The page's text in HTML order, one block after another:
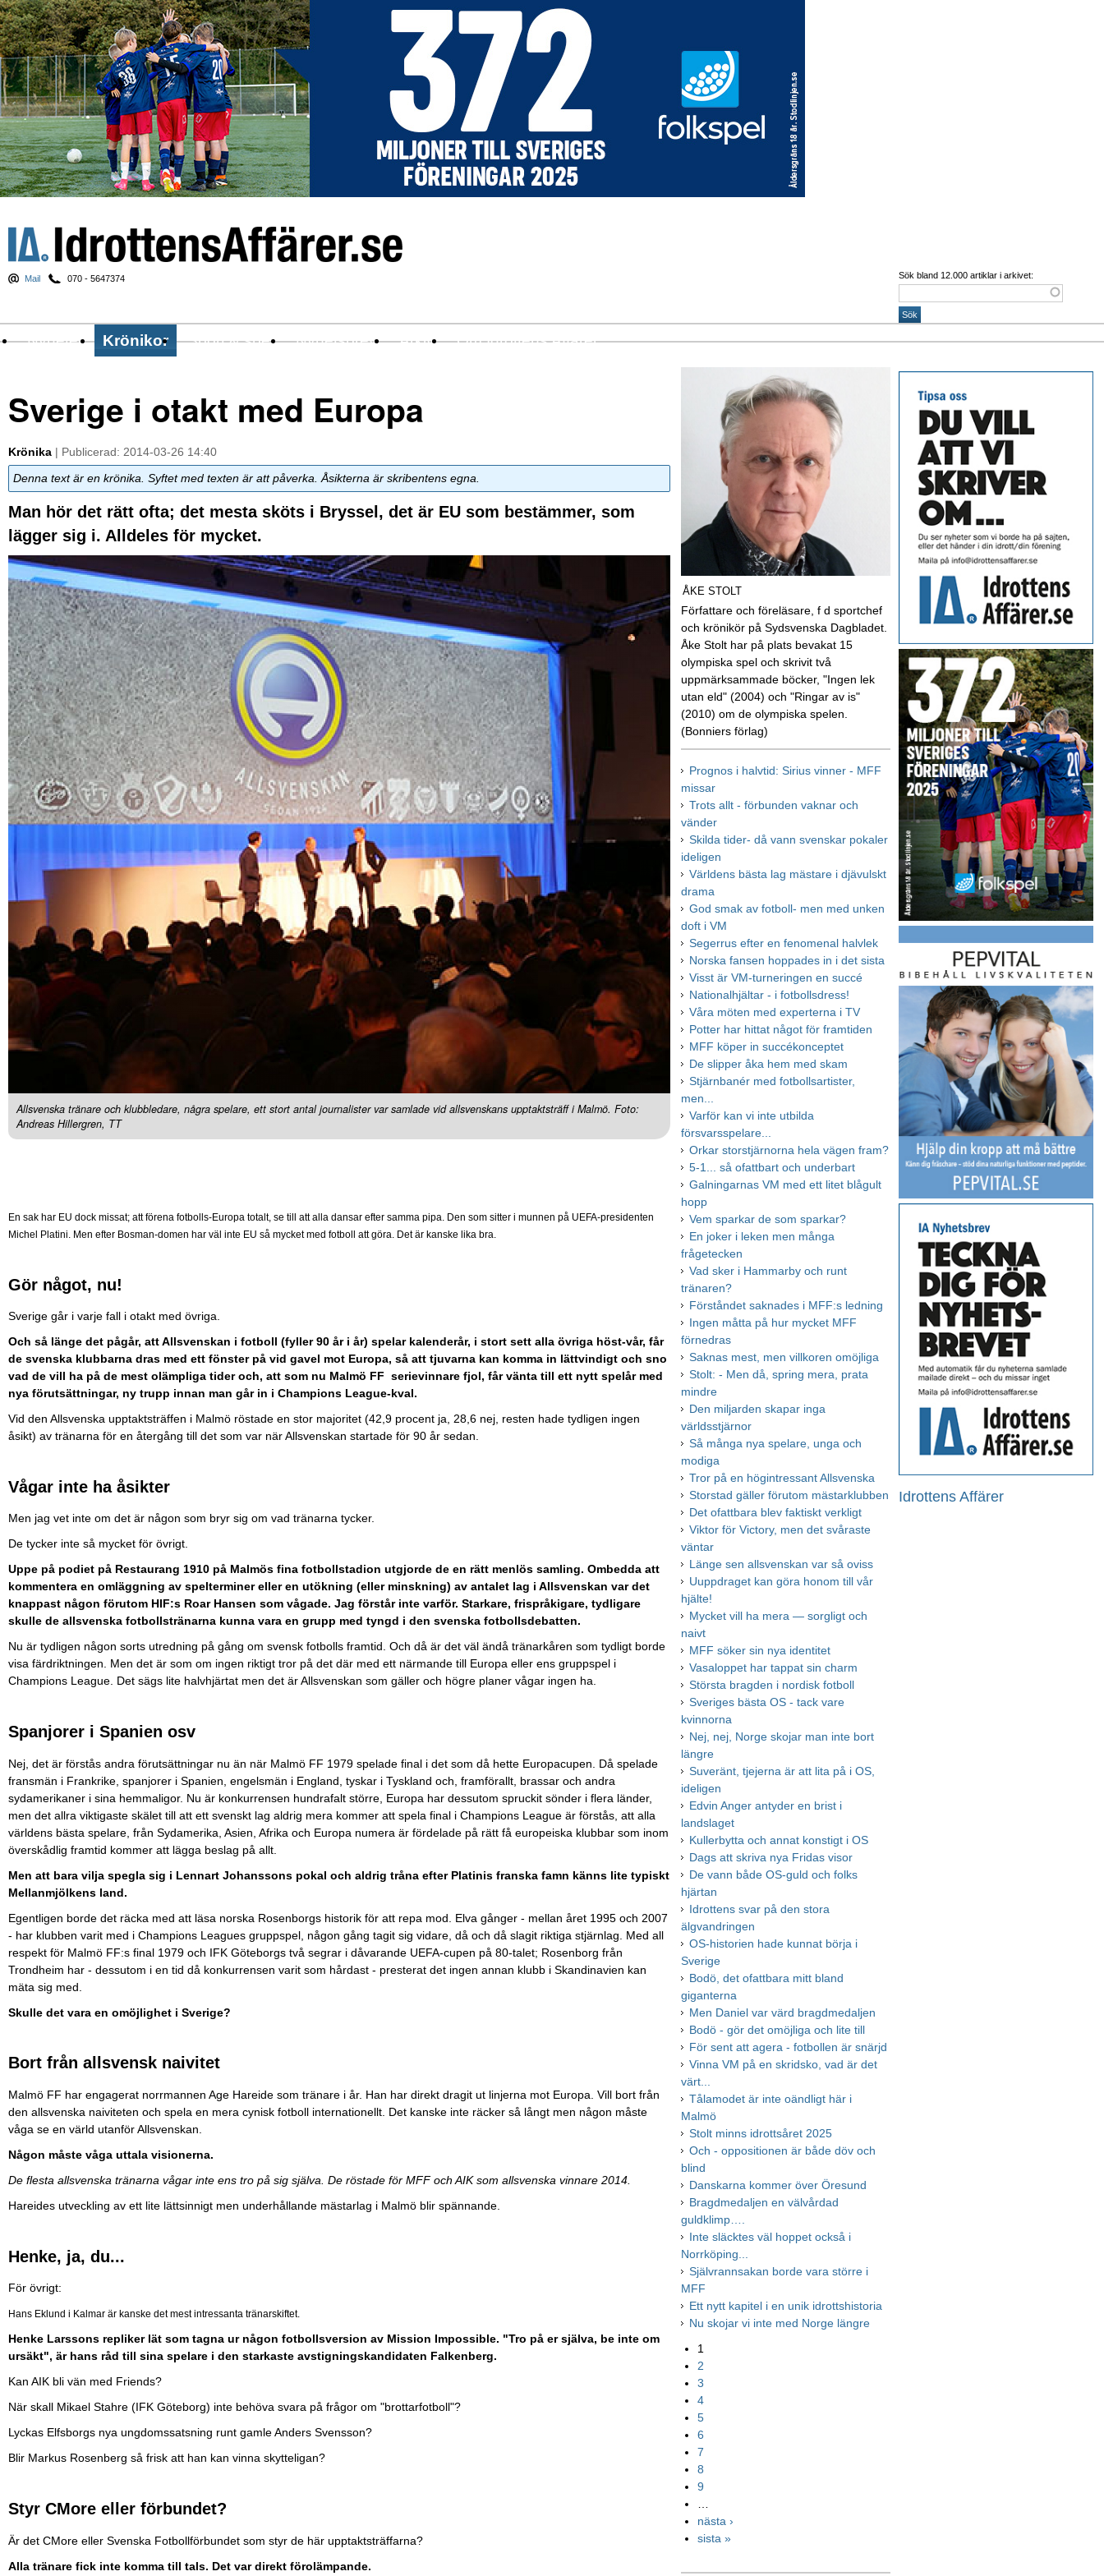
Mail 070 - 5647374 Sök bland 12.000 artiklar i arkivet:
Nyheter Krönikor Sport & spel Nyhetsbrev Arkiv Om Idrottens Affärer
Sverige i otakt med Europa
Krönika | Publicerad: 2014-03-26 14:40
Denna text är en krönika. Syftet med texten är att påverka. Åsikterna är skribentens egna.
Man hör det rätt ofta; det mesta sköts i Bryssel, det är EU som bestämmer, som
lägger sig i. Alldeles för mycket.
Allsvenska tränare och klubbledare, några spelare, ett stort antal journalister var samlade vid allsvenskans upptaktsträff i Malmö. Foto:
Andreas Hillergren, TT
En sak har EU dock missat; att förena fotbolls-Europa totalt, se till att alla dansar efter samma pipa. Den som sitter i munnen på UEFA-presidenten
Michel Platini. Men efter Bosman-domen har väl inte EU så mycket med fotboll att göra. Det är kanske lika bra.
Gör något, nu!
Sverige går i varje fall i otakt med övriga.
Och så länge det pågår, att Allsvenskan i fotboll (fyller 90 år i år) spelar kalenderår, i stort sett alla övriga höst-vår, får
de svenska klubbarna dras med ett fönster på vid gavel mot Europa, så att tjuvarna kan komma in lättvindigt och sno
vad de vill ha på de mest olämpliga tider och, att som nu Malmö FF serievinnare fjol, får vänta till ett nytt spelår med
nya förutsättningar, ny trupp innan man går in i Champions League-kval.
Vid den Allsvenska upptaktsträffen i Malmö röstade en stor majoritet (42,9 procent ja, 28,6 nej, resten hade tydligen ingen
åsikt) av tränarna för en återgång till det som var när Allsvenskan startade för 90 år sedan.
Vågar inte ha åsikter
Men jag vet inte om det är någon som bryr sig om vad tränarna tycker.
De tycker inte så mycket för övrigt.
Uppe på podiet på Restaurang 1910 på Malmös fina fotbollstadion utgjorde de en rätt menlös samling. Ombedda att
kommentera en omläggning av spelterminer eller en utökning (eller minskning) av antalet lag i Allsvenskan var det
knappast någon förutom HIF:s Roar Hansen som vågade. Jag förstår inte varför. Starkare, frispråkigare, tydligare
skulle de allsvenska fotbollstränarna kunna vara en grupp med tyngd i den svenska fotbollsdebatten.
Nu är tydligen någon sorts utredning på gång om svensk fotbolls framtid. Och då är det väl ändå tränarkåren som tydligt borde
visa färdriktningen. Men det är som om ingen riktigt tror på det där med ett närmande till Europa eller ens gruppspel i
Champions League. Det sägs lite halvhjärtat men det är Allsvenskan som gäller och högre planer vågar ingen ha.
Spanjorer i Spanien osv
Nej, det är förstås andra förutsättningar nu än när Malmö FF 1979 spelade final i det som då hette Europacupen. Då spelade
fransmän i Frankrike, spanjorer i Spanien, engelsmän i England, tyskar i Tyskland och, framförallt, brassar och andra
sydamerikaner i sina hemmaligor. Nu är konkurrensen hundrafalt större, Europa har dessutom spruckit sönder i flera länder,
men det allra viktigaste skälet till att ett svenskt lag aldrig mera kommer att spela final i Champions League är förstås, att alla
världens bästa spelare, från Sydamerika, Asien, Afrika och Europa numera är fördelade på rätt få europeiska klubbar som inom
överskådlig framtid kommer att lägga beslag på allt.
Men att bara vilja spegla sig i Lennart Johanssons pokal och aldrig tråna efter Platinis franska famn känns lite typiskt
Mellanmjölkens land.
Egentligen borde det räcka med att läsa norska Rosenborgs historik för att repa mod. Elva gånger - mellan året 1995 och 2007
- har klubben varit med i Champions Leagues gruppspel, någon gång tagit sig vidare, då och då slagit riktiga stjärnlag. Med all
respekt för Malmö FF:s final 1979 och IFK Göteborgs två segrar i dåvarande UEFA-cupen på 80-talet; Rosenborg från
Trondheim har - dessutom i en tid då konkurrensen varit som hårdast - presterat det ingen annan klubb i Skandinavien kan
mäta sig med.
Skulle det vara en omöjlighet i Sverige?
Bort från allsvensk naivitet
Malmö FF har engagerat norrmannen Age Hareide som tränare i år. Han har direkt dragit ut linjerna mot Europa. Vill bort från
den allsvenska naiviteten och spela en mera cynisk fotboll internationellt. Det kanske inte räcker så långt men någon måste
våga se en värld utanför Allsvenskan.
Någon måste våga uttala visionerna.
De flesta allsvenska tränarna vågar inte ens tro på sig själva. De röstade för MFF och AIK som allsvenska vinnare 2014.
Hareides utveckling av ett lite lättsinnigt men underhållande mästarlag i Malmö blir spännande.
Henke, ja, du...
För övrigt:
Hans Eklund i Kalmar är kanske det mest intressanta tränarskiftet.
Henke Larssons repliker lät som tagna ur någon fotbollsversion av Mission Impossible. "Tro på er själva, be inte om
ursäkt", är hans råd till sina spelare i den starkaste avstigningskandidaten Falkenberg.
Kan AIK bli vän med Friends?
När skall Mikael Stahre (IFK Göteborg) inte behöva svara på frågor om "brottarfotboll"?
Lyckas Elfsborgs nya ungdomssatsning runt gamle Anders Svensson?
Blir Markus Rosenberg så frisk att han kan vinna skytteligan?
Styr CMore eller förbundet?
Är det CMore eller Svenska Fotbollförbundet som styr de här upptaktsträffarna?
Alla tränare fick inte komma till tals. Det var direkt förolämpande.
Idrottens Affärer
ÅKE STOLT
Författare och föreläsare, f d sportchef
och krönikör på Sydsvenska Dagbladet.
Åke Stolt har på plats bevakat 15
olympiska spel och skrivit två
uppmärksammade böcker, "Ingen lek
utan eld" (2004) och "Ringar av is"
(2010) om de olympiska spelen.
(Bonniers förlag)
Prognos i halvtid: Sirius vinner - MFF
missar
Trots allt - förbunden vaknar och
vänder
Skilda tider- då vann svenskar pokaler
ideligen
Världens bästa lag mästare i djävulskt
drama
God smak av fotboll- men med unken
doft i VM
Segerrus efter en fenomenal halvlek
Norska fansen hoppades in i det sista
Visst är VM-turneringen en succé
Nationalhjältar - i fotbollsdress!
Våra möten med experterna i TV
Potter har hittat något för framtiden
MFF köper in succékonceptet
De slipper åka hem med skam
Stjärnbanér med fotbollsartister,
men...
Varför kan vi inte utbilda
försvarsspelare...
Orkar storstjärnorna hela vägen fram?
5-1... så ofattbart och underbart
Galningarnas VM med ett litet blågult
hopp
Vem sparkar de som sparkar?
En joker i leken men många
frågetecken
Vad sker i Hammarby och runt
tränaren?
Förståndet saknades i MFF:s ledning
Ingen måtta på hur mycket MFF
förnedras
Saknas mest, men villkoren omöjliga
Stolt: - Men då, spring mera, prata
mindre
Den miljarden skapar inga
världsstjärnor
Så många nya spelare, unga och
modiga
Tror på en högintressant Allsvenska
Storstad gäller förutom mästarklubben
Det ofattbara blev faktiskt verkligt
Viktor för Victory, men det svåraste
väntar
Länge sen allsvenskan var så oviss
Uuppdraget kan göra honom till vår
hjälte!
Mycket vill ha mera — sorgligt och
naivt
MFF söker sin nya identitet
Vasaloppet har tappat sin charm
Största bragden i nordisk fotboll
Sveriges bästa OS - tack vare
kvinnorna
Nej, nej, Norge skojar man inte bort
längre
Suveränt, tjejerna är att lita på i OS,
ideligen
Edvin Anger antyder en brist i
landslaget
Kullerbytta och annat konstigt i OS
Dags att skriva nya Fridas visor
De vann både OS-guld och folks
hjärtan
Idrottens svar på den stora
älgvandringen
OS-historien hade kunnat börja i
Sverige
Bodö, det ofattbara mitt bland
giganterna
Men Daniel var värd bragdmedaljen
Bodö - gör det omöjliga och lite till
För sent att agera - fotbollen är snärjd
Vinna VM på en skridsko, vad är det
värt...
Tålamodet är inte oändligt här i
Malmö
Stolt minns idrottsåret 2025
Och - oppositionen är både döv och
blind
Danskarna kommer över Öresund
Bragdmedaljen en välvårdad
guldklimp….
Inte släcktes väl hoppet också i
Norrköping...
Självrannsakan borde vara större i
MFF
Ett nytt kapitel i en unik idrottshistoria
Nu skojar vi inte med Norge längre
1
2
3
4
5
6
7
8
9
…
nästa ›
sista »